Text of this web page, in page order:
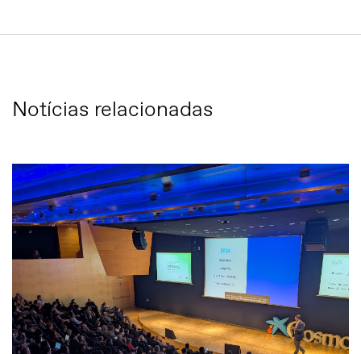
Notícias relacionadas